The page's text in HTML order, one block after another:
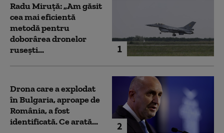
1
Radu Miruță: „Am găsit
cea mai eficientă
metodă pentru
doborârea dronelor
rusești...
2
Drona care a explodat
în Bulgaria, aproape de
România, a fost
identificată. Ce arată...